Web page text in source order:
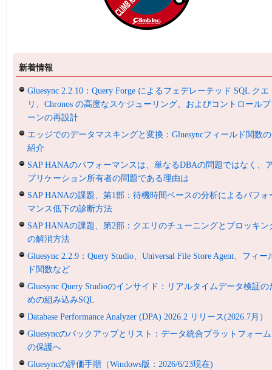
新着情報
Gluesync 2.2.10：Query Forge によるフェデレーテッド SQL クエ
リ、Chronos の高度なスケジューリング、およびコントロール
ーンの再設計
エッジでのデータマスキングと変換：Gluesyncフィールド関数の
紹介
SAP HANAのパフォーマンスは、単なるDBAの問題ではなく、
プリケーション所有者の問題である理由は
SAP HANAの課題、第1部：待機時間ベースの分析によるパフォ
マンス低下の診断方法
SAP HANAの課題、第2部：クエリのチューニングとブロッキン
の解消方法
Gluesync 2.2.9：Query Studio、Universal File Store Agent、フィー
ド関数など
Gluesync Query Studioのインサイド：リアルタイムデータ検証の
めの組み込みSQL
Database Performance Analyzer (DPA) 2026.2 リリース(2026.7月）
Gluesyncのバックアップとリスト：データ統合プラットフォーム
の保護へ
Gluesyncの評価手順（Windows版：2026/6/23現在)